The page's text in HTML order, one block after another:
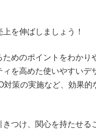
を伸ばしましょう！
めのポイントをわかり
を高めた使いやすいデ
策の実施など、効果
つけ、関心を持たせる